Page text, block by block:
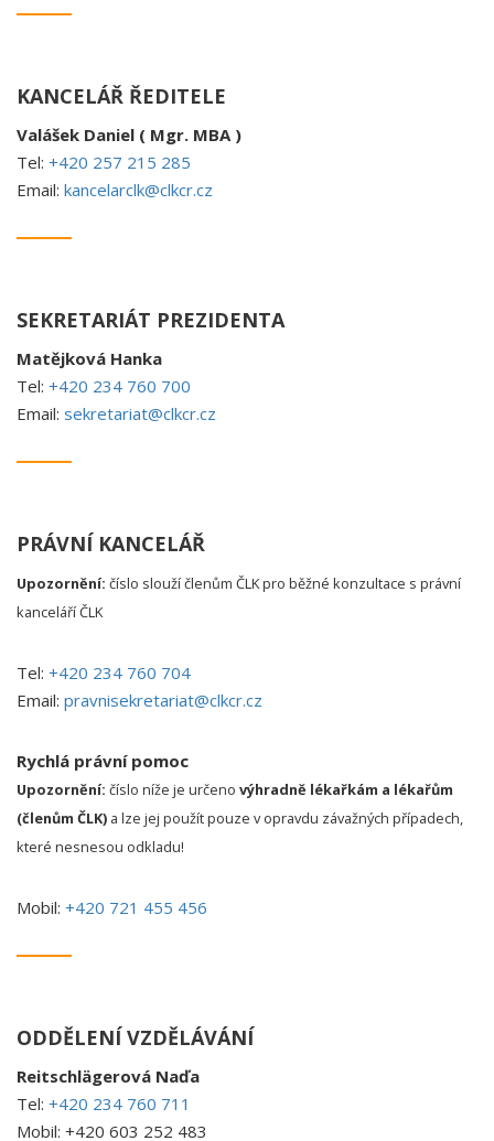
KANCELÁŘ ŘEDITELE
Valášek Daniel ( Mgr. MBA )
Tel: +420 257 215 285
Email: kancelarclk@clkcr.cz
SEKRETARIÁT PREZIDENTA
Matějková Hanka
Tel: +420 234 760 700
Email: sekretariat@clkcr.cz
PRÁVNÍ KANCELÁŘ
Upozornění: číslo slouží členům ČLK pro běžné konzultace s právní
kanceláří ČLK
Tel: +420 234 760 704
Email: pravnisekretariat@clkcr.cz
Rychlá právní pomoc
Upozornění: číslo níže je určeno výhradně lékařkám a lékařům
(členům ČLK) a lze jej použít pouze v opravdu závažných případech,
které nesnesou odkladu!
Mobil: +420 721 455 456
ODDĚLENÍ VZDĚLÁVÁNÍ
Reitschlägerová Naďa
Tel: +420 234 760 711
Mobil: +420 603 252 483